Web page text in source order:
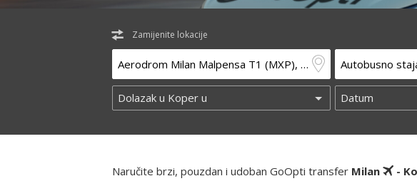
Zamijenite lokacije
Naručite brzi, pouzdan i udoban GoOpti transfer Milan -